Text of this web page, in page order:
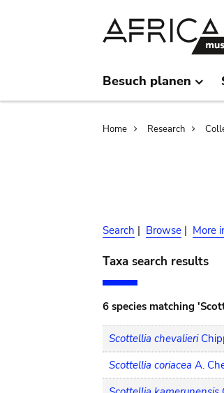
Besuch planen
Home Research
Search | Browse | More
Taxa search results
6 species matching
Scottellia chevalieri
Scottellia coriacea A.